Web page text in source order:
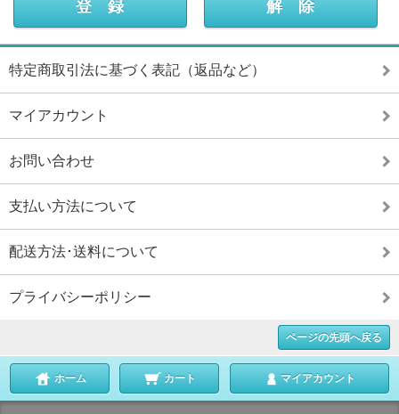
特定商取引法に基づく表記（返品など）
マイアカウント
お問い合わせ
支払い方法について
配送方法･送料について
プライバシーポリシー
ページの先頭へ戻る
ホーム カート マイアカウント